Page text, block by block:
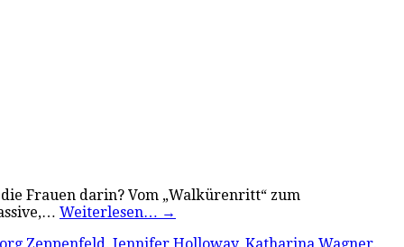
Frauen darin? Vom „Walkürenritt“ zum
Weiterlesen… →